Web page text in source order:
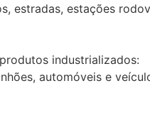
estradas, estações
industrializados:
automóveis e